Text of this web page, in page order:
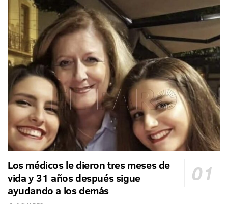
Los médicos le dieron tres meses de
vida y 31 años después sigue
ayudando a los demás